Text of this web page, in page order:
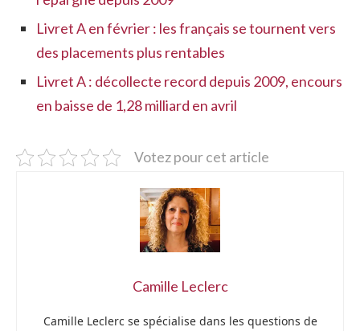
Livret A en février : les français se tournent vers
des placements plus rentables
Livret A : décollecte record depuis 2009, encours
en baisse de 1,28 milliard en avril
Votez pour cet article
Camille Leclerc
Camille Leclerc se spécialise dans les questions de